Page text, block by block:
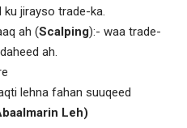
jirayso trade-ka.
ah (Scalping):- waa trade-
ah.
lehna fahan suuqeed
Leh)